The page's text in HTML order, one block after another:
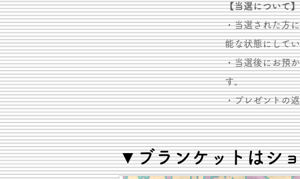
【当選について】
・当選された方
能な状態にして
・当選後にお預
す。
・プレゼントの
​▼ブランケットはシ